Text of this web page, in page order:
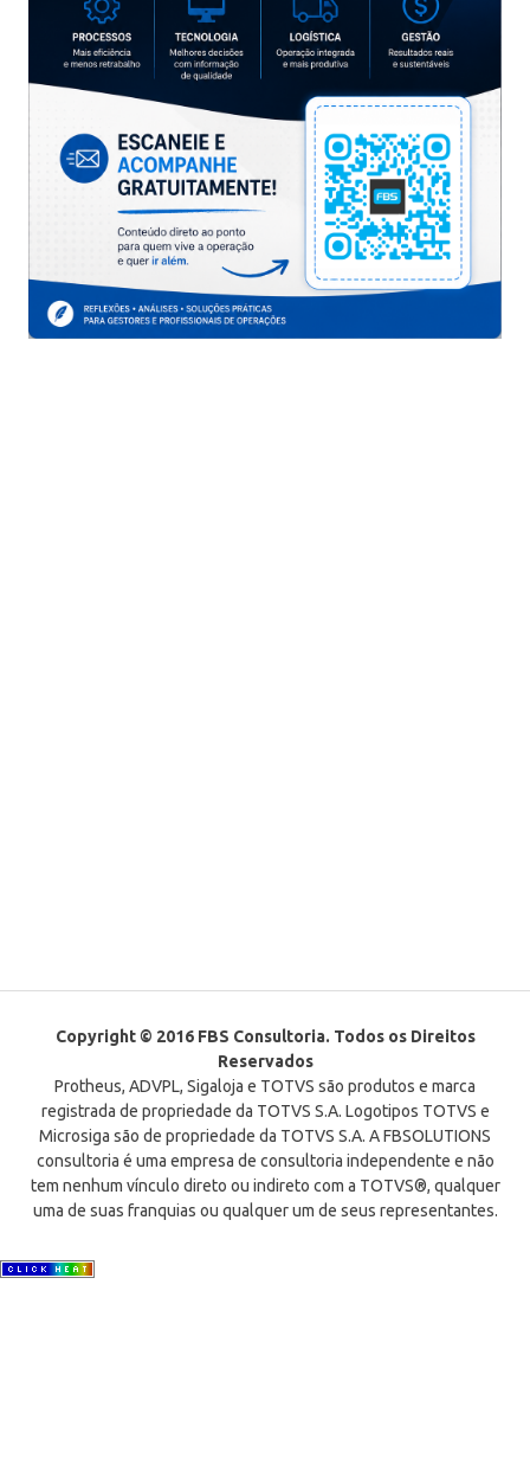
Copyright © 2016 FBS Consultoria. Todos os Direitos
Reservados
Protheus, ADVPL, Sigaloja e TOTVS são produtos e marca
registrada de propriedade da TOTVS S.A. Logotipos TOTVS e
Microsiga são de propriedade da TOTVS S.A. A FBSOLUTIONS
consultoria é uma empresa de consultoria independente e não
tem nenhum vínculo direto ou indireto com a TOTVS®, qualquer
uma de suas franquias ou qualquer um de seus representantes.